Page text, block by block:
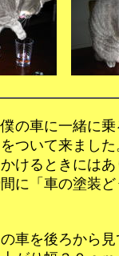
の車に一緒に乗
ついて来まし
けるときには
に「車の塗装
車を後ろから見